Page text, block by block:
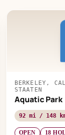
BERKELEY,
STAATEN
Aquatic Park
92 mi / 148
OPEN 18